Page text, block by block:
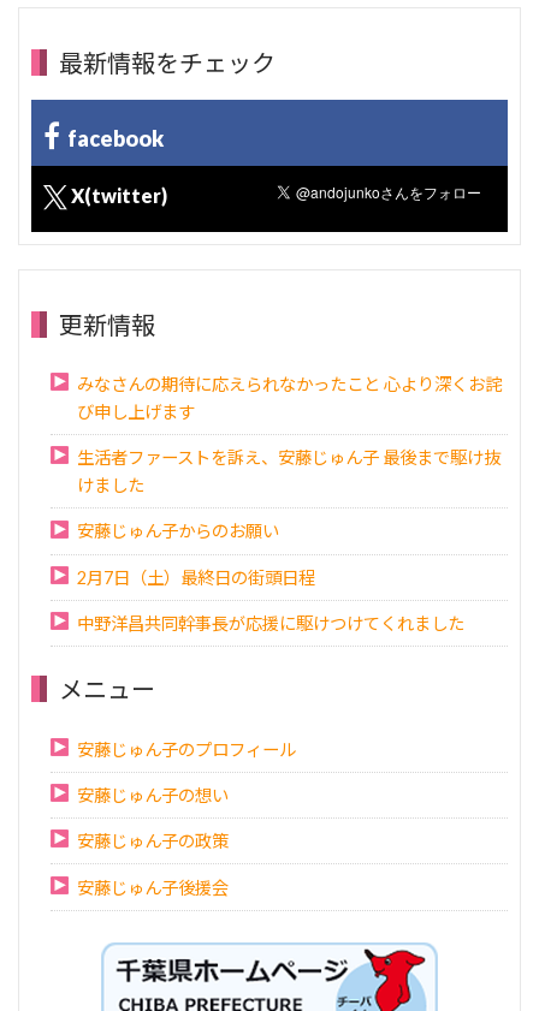
最新情報をチェック
facebook
X(twitter)
更新情報
みなさんの期待に応えられなかったこと 心より深くお詫
び申し上げます
生活者ファーストを訴え、安藤じゅん子 最後まで駆け抜
けました
安藤じゅん子からのお願い
2月7日（土）最終日の街頭日程
中野洋昌共同幹事長が応援に駆けつけてくれました
メニュー
安藤じゅん子のプロフィール
安藤じゅん子の想い
安藤じゅん子の政策
安藤じゅん子後援会